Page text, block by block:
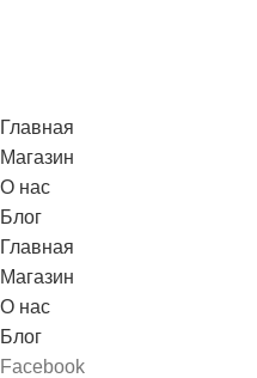
Главная
Магазин
О нас
Блог
Главная
Магазин
О нас
Блог
Facebook